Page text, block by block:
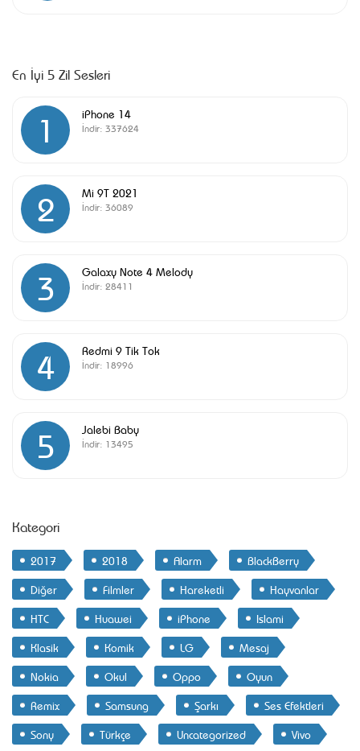
En İyi 5 Zil Sesleri
1 iPhone 14
İndir: 337624
2 Mi 9T 2021
İndir: 36089
3 Galaxy Note 4 Melody
İndir: 28411
4 Redmi 9 Tik Tok
İndir: 18996
5 Jalebi Baby
İndir: 13495
Kategori
2017 2018 Alarm
BlackBerry
Diğer
Filmler Hareketli
Hayvanlar
HTC
Huawei iPhone
Islami
Klasik
Komik LG
Mesaj
Nokia
Okul Oppo
Oyun
Remix
Samsung Şarkı
Ses Efektleri
Sony
Türkçe Uncategorized Vivo